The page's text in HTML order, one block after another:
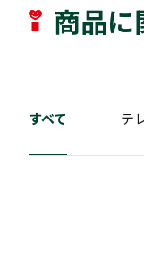
商品に
すべて テ